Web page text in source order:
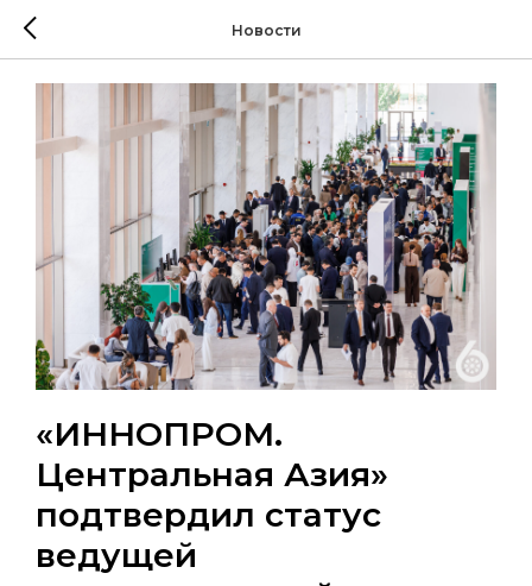
Новости
«ИННОПРОМ.
Центральная Азия»
подтвердил статус
ведущей